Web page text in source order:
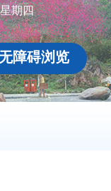
期四
无障碍浏览